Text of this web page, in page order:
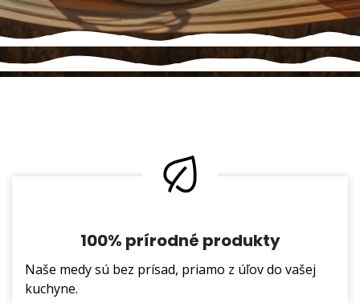
100% prírodné produkty
Naše medy sú bez prísad, priamo z úľov do vašej
kuchyne.